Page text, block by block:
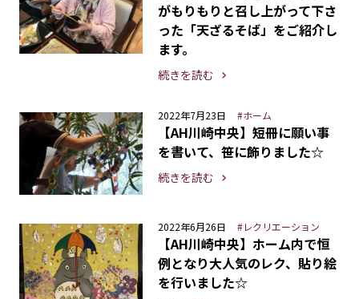
がもりもりと召し上がって下さ
った「天ざるそば」をご紹介し
ます。
続きを読む
2022年7月23日 #ホーム
【AH川崎中央】短冊に願い事
を書いて、笹に飾りました☆
続きを読む
2022年6月26日 #レクリエーション
【AH川崎中央】ホーム内で恒
例となり大人気のレク、貼り絵
を行いました☆